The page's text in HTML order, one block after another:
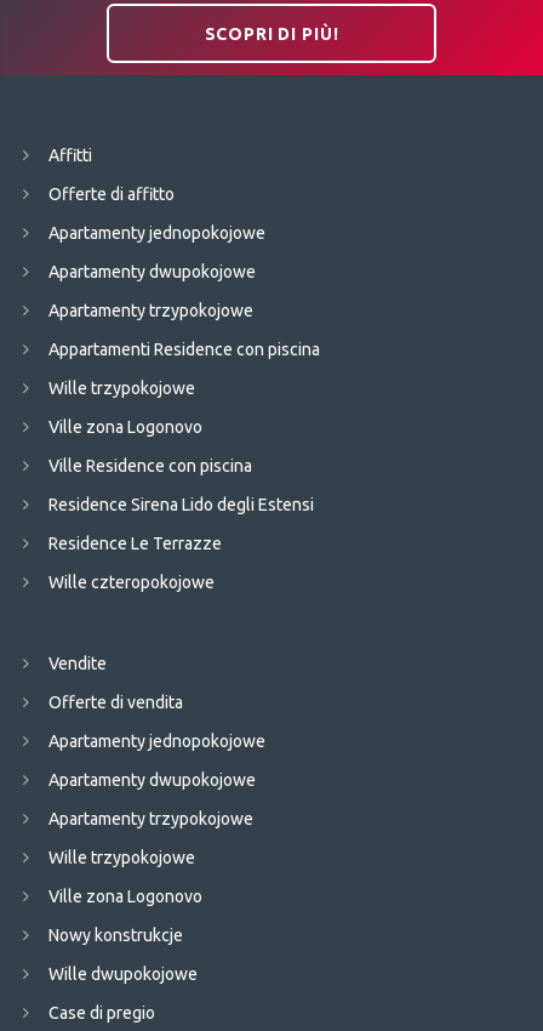
SCOPRI DI PIÙ!
Affitti
Offerte di affitto
Apartamenty jednopokojowe
Apartamenty dwupokojowe
Apartamenty trzypokojowe
Appartamenti Residence con piscina
Wille trzypokojowe
Ville zona Logonovo
Ville Residence con piscina
Residence Sirena Lido degli Estensi
Residence Le Terrazze
Wille czteropokojowe
Vendite
Offerte di vendita
Apartamenty jednopokojowe
Apartamenty dwupokojowe
Apartamenty trzypokojowe
Wille trzypokojowe
Ville zona Logonovo
Nowy konstrukcje
Wille dwupokojowe
Case di pregio